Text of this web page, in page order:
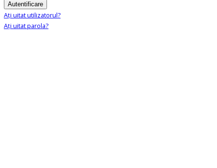
Autentificare
Aţi uitat utilizatorul?
Aţi uitat parola?